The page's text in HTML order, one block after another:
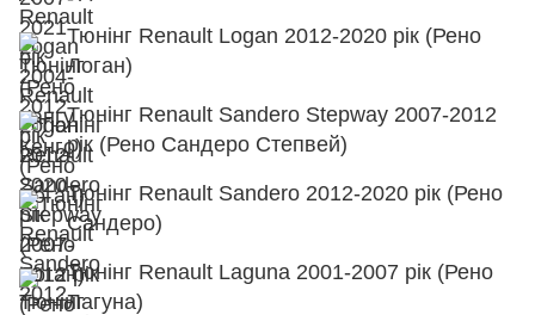
Тюнінг Renault Logan 2012-2020 рік (Рено
Логан)
Тюнінг Renault Sandero Stepway 2007-2012
рік (Рено Сандеро Степвей)
Тюнінг Renault Sandero 2012-2020 рік (Рено
Сандеро)
Тюнінг Renault Laguna 2001-2007 рік (Рено
Лагуна)